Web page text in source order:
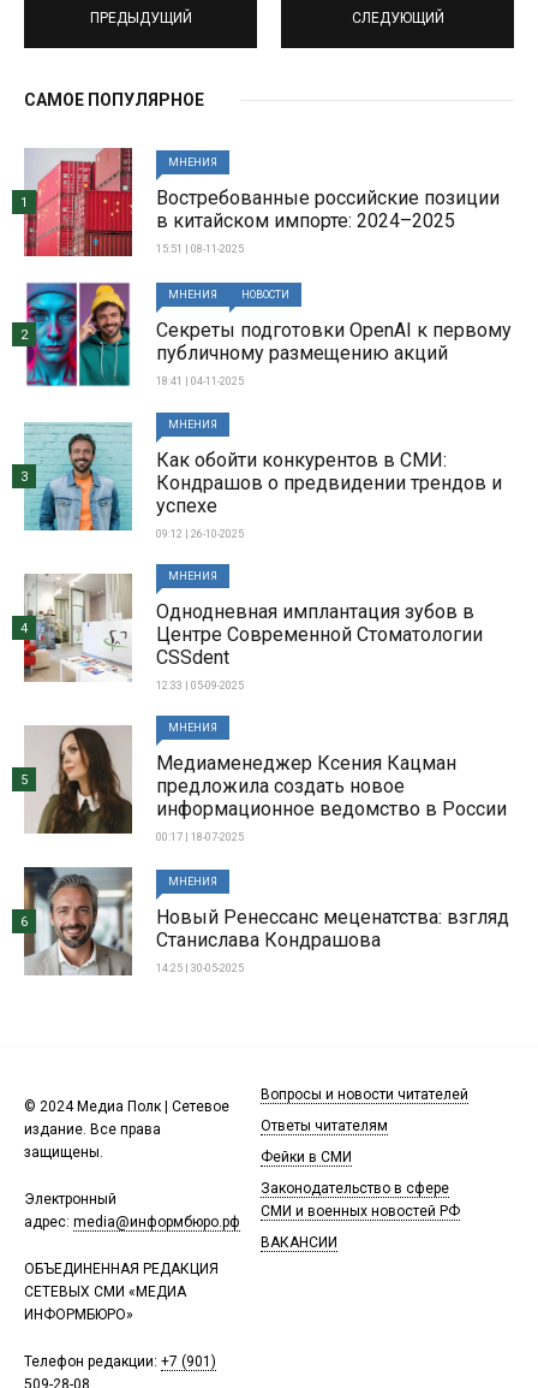
ПРЕДЫДУЩИЙ СЛЕДУЮЩИЙ
САМОЕ ПОПУЛЯРНОЕ
МНЕНИЯ
Востребованные российские позиции
в китайском импорте: 2024–2025
15:51 | 08-11-2025
1
МНЕНИЯ НОВОСТИ
Секреты подготовки OpenAI к первому
публичному размещению акций
18:41 | 04-11-2025
2
МНЕНИЯ
Как обойти конкурентов в СМИ:
Кондрашов о предвидении трендов и
успехе
09:12 | 26-10-2025
3
МНЕНИЯ
Однодневная имплантация зубов в
Центре Современной Стоматологии
CSSdent
12:33 | 05-09-2025
4
МНЕНИЯ
Медиаменеджер Ксения Кацман
предложила создать новое
информационное ведомство в России
00:17 | 18-07-2025
5
МНЕНИЯ
Новый Ренессанс меценатства: взгляд
Станислава Кондрашова
14:25 | 30-05-2025
6
© 2024 Медиа Полк | Сетевое
издание. Все права
защищены.
Электронный
адрес: media@информбюро.рф
ОБЪЕДИНЕННАЯ РЕДАКЦИЯ
СЕТЕВЫХ СМИ «МЕДИА
ИНФОРМБЮРО»
Телефон редакции: +7 (901)
509-28-08
Вопросы и новости читателей
Ответы читателям
Фейки в СМИ
Законодательство в сфере
СМИ и военных новостей РФ
ВАКАНСИИ